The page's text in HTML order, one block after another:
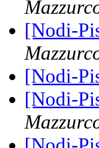
[Nodi-
[Nodi-
[Nodi-